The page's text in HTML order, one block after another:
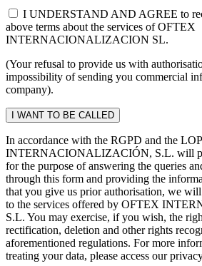
I UNDERSTAND AND AGREE to
above terms about the services of OFTEX
INTERNACIONALIZACION SL.
(Your refusal to provide us with
impossibility of sending you commercial
company).
In accordance with the RGPD and the
INTERNACIONALIZACIÓN, S.L. will
for the purpose of answering the queries
through this form and providing the
that you give us prior authorisation, we
to the services offered by OFTEX
S.L. You may exercise, if you wish, the
rectification, deletion and other rights
aforementioned regulations. For more
treating your data, please access our